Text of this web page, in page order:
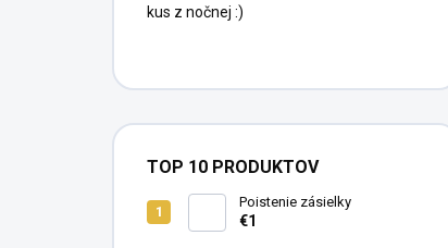
kus z nočnej :)
TOP 10 PRODUKTOV
Poistenie zásielky
€1